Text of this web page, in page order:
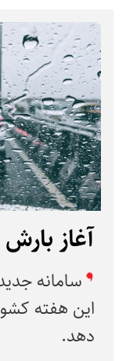
آغاز بارش ها
سامانه
این هفته
دهد.